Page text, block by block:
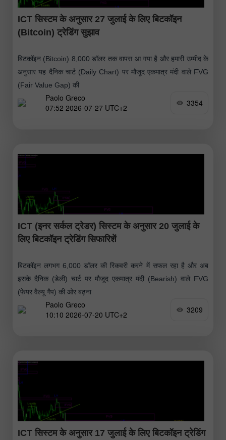
ICT सिस्टम के अनुसार 27 जुलाई के लिए बिटकॉइन
(Bitcoin) ट्रेडिंग सुझाव
बिटकॉइन (Bitcoin) 8,000 डॉलर तक वापस आ गया है और हमारी उम्मीद के
अनुसार यह दैनिक चार्ट (Daily Chart) पर मौजूद एकमात्र मंदी वाले FVG
(Fair Value Gap) की
Paolo Greco
07:52 2026-07-27 UTC+2
3354
ICT (इनर सर्कल ट्रेडर) सिस्टम के अनुसार 20 जुलाई के
लिए बिटकॉइन ट्रेडिंग सिफारिशें
बिटकॉइन लगभग 6,000 डॉलर की रिकवरी करने में सफल रहा है और अब
इसके दैनिक (डेली) चार्ट पर मौजूद एकमात्र मंदी (Bearish) वाले FVG
(फेयर वैल्यू गैप) की ओर बढ़ना
Paolo Greco
10:10 2026-07-20 UTC+2
3209
ICT सिस्टम के अनुसार 17 जुलाई के लिए बिटकॉइन ट्रेडिंग